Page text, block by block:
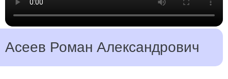
Рейтинг SEO-компаний
Асеев Роман Александрович